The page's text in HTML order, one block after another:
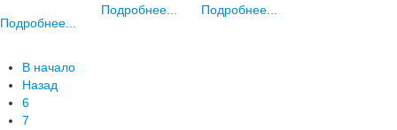
Подробнее...
Подробнее... Подробнее...
В начало
Назад
6
7